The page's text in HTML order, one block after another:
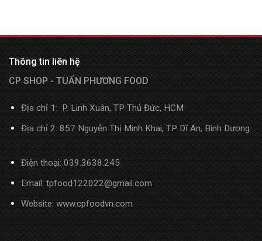
Thông tin liên hệ
CP SHOP - TUẤN PHƯƠNG FOOD
Địa chỉ 1: P. Linh Xuân, TP Thủ Đức, HCM
Địa chỉ 2: 857 Nguyễn Thị Minh Khai, TP Dĩ An, Bình Dương
Điện thoại:039.3638.245
Email: tpfood122022@gmail.com
Website: www.cpfoodvn.com